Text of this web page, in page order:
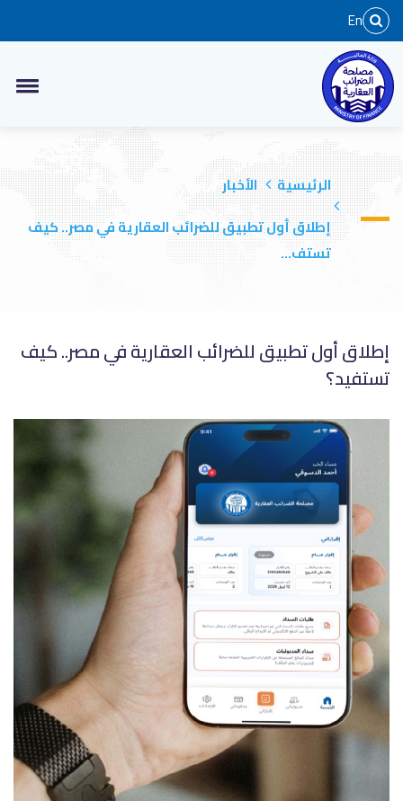
En
الرئيسية
الأخبار
إطلاق أول تطبيق للضرائب العقارية في مصر.. كيف
تستف...
إطلاق أول تطبيق للضرائب العقارية في مصر.. كيف
تستفيد؟